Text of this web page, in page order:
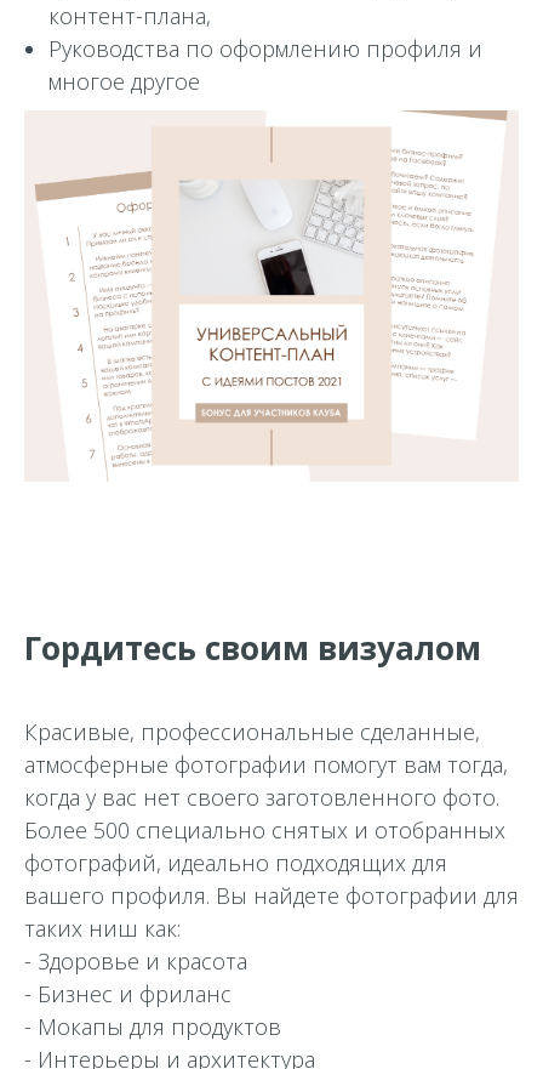
контент-плана,
Руководства по оформлению профиля и
многое другое
Гордитесь своим визуалом
Красивые, профессиональные сделанные,
атмосферные фотографии помогут вам тогда,
когда у вас нет своего заготовленного фото.
Более 500 специально снятых и отобранных
фотографий, идеально подходящих для
вашего профиля. Вы найдете фотографии для
таких ниш как:
- Здоровье и красота
- Бизнес и фриланс
- Мокапы для продуктов
- Интерьеры и архитектура